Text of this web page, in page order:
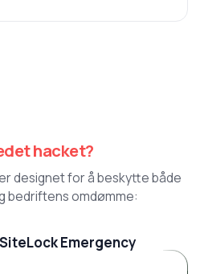
hacket?
designet for å beskytte både
bedriftens omdømme:
Emergency